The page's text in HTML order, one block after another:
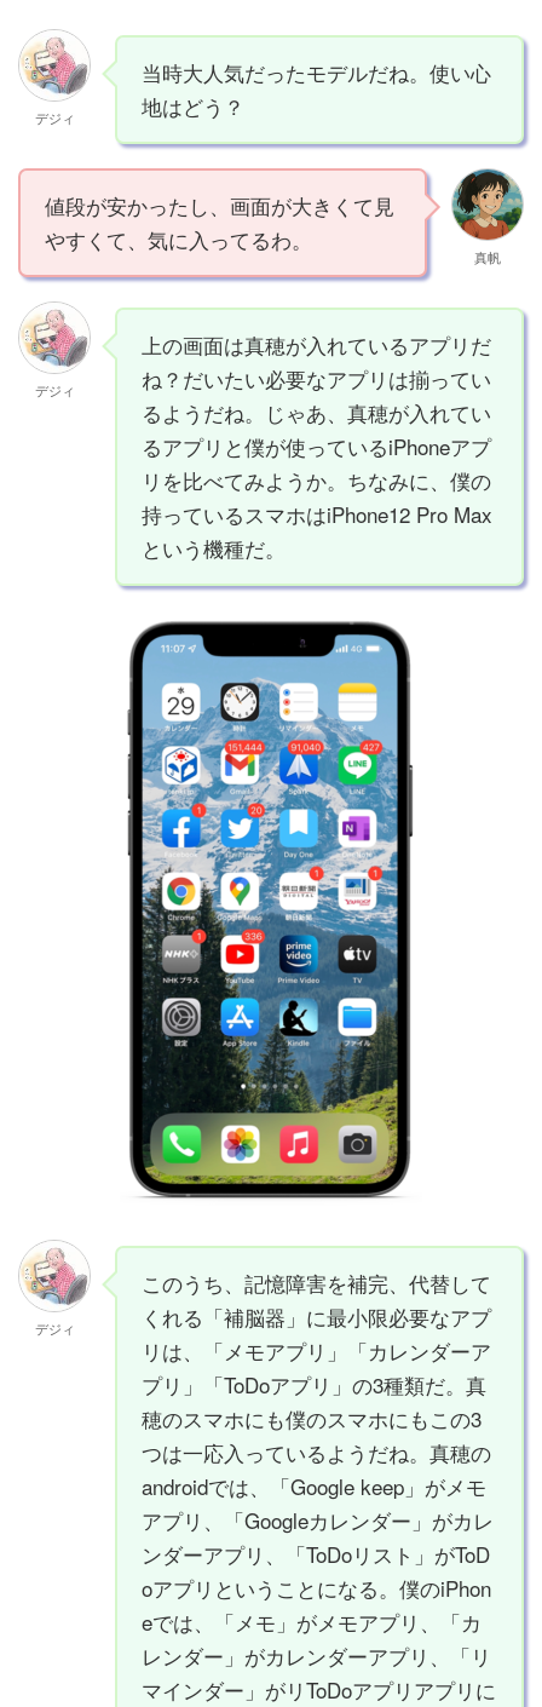
デジィ
当時大人気だったモデルだね。使い心
地はどう？
値段が安かったし、画面が大きくて見
やすくて、気に入ってるわ。
真帆
デジィ
上の画面は真穂が入れているアプリだ
ね？だいたい必要なアプリは揃ってい
るようだね。じゃあ、真穂が入れてい
るアプリと僕が使っているiPhoneアプ
リを比べてみようか。ちなみに、僕の
持っているスマホはiPhone12 Pro Max
という機種だ。
デジィ
このうち、記憶障害を補完、代替して
くれる「補脳器」に最小限必要なアプ
リは、「メモアプリ」「カレンダーア
プリ」「ToDoアプリ」の3種類だ。真
穂のスマホにも僕のスマホにもこの3
つは一応入っているようだね。真穂の
androidでは、「Google keep」がメモ
アプリ、「Googleカレンダー」がカレ
ンダーアプリ、「ToDoリスト」がToD
oアプリということになる。僕のiPhon
eでは、「メモ」がメモアプリ、「カ
レンダー」がカレンダーアプリ、「リ
マインダー」がリToDoアプリアプリに